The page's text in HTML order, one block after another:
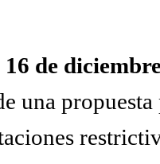
de
una